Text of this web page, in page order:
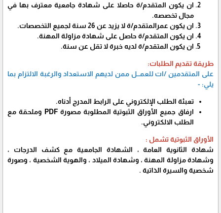
ان يكون المتقدم/ة حاصلا على شهادة جامعية معترف بها في
مجال تخصصه.
ان يكون عمرالمتقدم/ة لا يزيد عن 26 سنة لجميع التخصصات.
ان يكون المتقدم/ة حاصل على شهادة مزاولة المهنة.
ان يكون المتقدم/ة لديه خبرة لا تقل عن سنة.
طريقة تقديم الطلبات:
على المتقدمين /ات للعمـــل ممن لديهم الاستعداد والرغبة الالتزام بما
يلي: -
تعبئة الطلب الإلكتروني على الرابط المدرج أدناه.
ارفاق جميع الأوراق الثبوتية المطلوبة مصورة PDF وملحقة مع
الطلب الالكتروني.
الأوراق الثبوتية تشمل :
شهادة الثانوية العامة ، الشهادة الجامعية مع كشف الدرجات ،
وشهادة مزاولة المهنة ، وشهادة الميلاد ، والهوية الشخصية ، وصورة
شخصية والسيرة الذاتية .